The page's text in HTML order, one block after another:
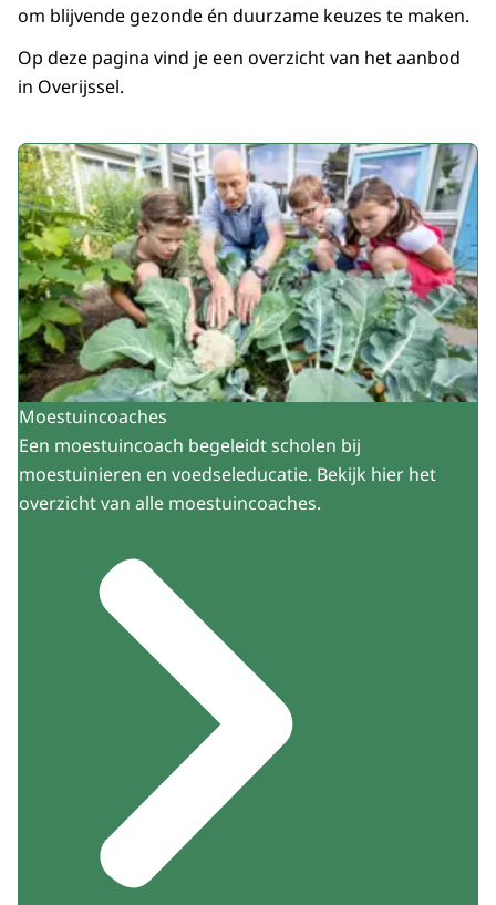
om blijvende gezonde én duurzame keuzes te maken.
Op deze pagina vind je een overzicht van het aanbod
in Overijssel.
Uitgelicht
Moestuincoaches
Een moestuincoach begeleidt scholen bij
moestuinieren en voedseleducatie. Bekijk hier het
overzicht van alle moestuincoaches.